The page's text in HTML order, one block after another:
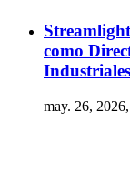
Streamlight
como
may. 26,